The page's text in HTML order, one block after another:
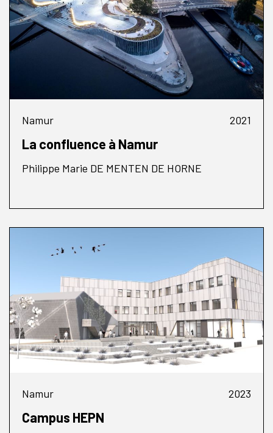
Namur 2021
La confluence à Namur
Philippe Marie DE MENTEN DE HORNE
Namur 2023
Campus HEPN